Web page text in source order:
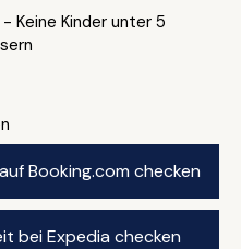
- Keine Kinder unter 5
Booking.com checken
bei Expedia checken